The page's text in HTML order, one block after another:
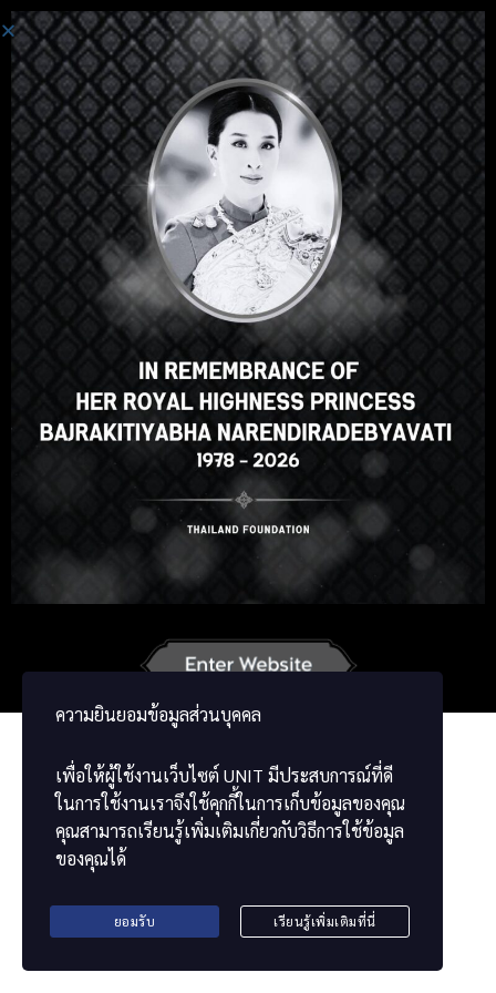
ເຂົ້າສູ່ລະບົບ
Hey there, great course, right?
Do you like this course?
ENROLL COURSE
ความยินยอมข้อมูลส่วนบุคคล
เพื่อให้ผู้ใช้งานเว็บไซต์ UNIT มีประสบการณ์ที่ดี
ในการใช้งานเราจึงใช้คุกกี้ในการเก็บข้อมูลของคุณ
คุณสามารถเรียนรู้เพิ่มเติมเกี่ยวกับวิธีการใช้ข้อมูล
ของคุณได้
ยอมรับ เรียนรู้เพิ่มเติมที่นี่
Select your language
English ภาษาไทย
Korean Japanese
Vietnamese